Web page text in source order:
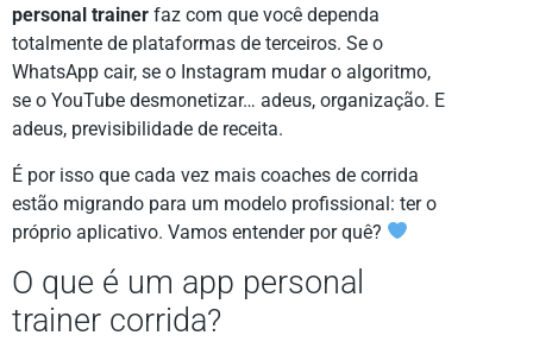
personal trainer faz com que você dependa
totalmente de plataformas de terceiros. Se o
WhatsApp cair, se o Instagram mudar o algoritmo,
se o YouTube desmonetizar… adeus, organização. E
adeus, previsibilidade de receita.
É por isso que cada vez mais coaches de corrida
estão migrando para um modelo profissional: ter o
próprio aplicativo. Vamos entender por quê?
O que é um app personal
trainer corrida?